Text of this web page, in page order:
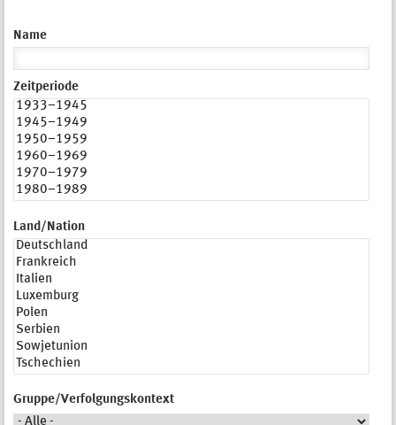
Name
Zeitperiode
Land/Nation
Gruppe/Verfolgungskontext